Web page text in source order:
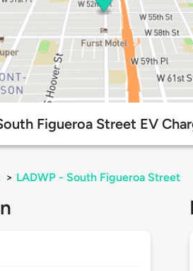
Figueroa Street EV
> LADWP - South Figueroa Street